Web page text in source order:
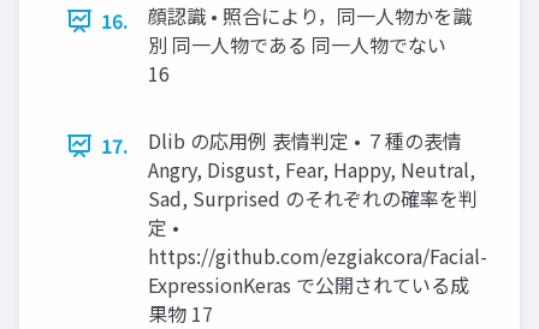
16.
顔認識 • 照合により，同一人物かを識
別 同一人物である 同一人物でない
16
17.
Dlib の応用例 表情判定 • ７種の表情
Angry, Disgust, Fear, Happy, Neutral,
Sad, Surprised のそれぞれの確率を判
定 •
https://github.com/ezgiakcora/Facial-
ExpressionKeras で公開されている成
果物 17